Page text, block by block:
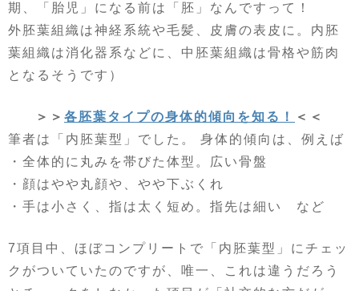
期、「胎児」になる前は「胚」なんですって！
外胚葉組織は神経系統や毛髪、皮膚の表皮に。内胚
葉組織は消化器系などに、中胚葉組織は骨格や筋肉
となるそうです）
＞＞ 各胚葉タイプの身体的傾向を知る！
＜＜
筆者は「内胚葉型」でした。 身体的傾向は、例えば
・全体的に丸みを帯びた体型。広い骨盤
・顔はやや丸顔や、やや下ぶくれ
・手は小さく、指は太く短め。指先は細い など
7項目中、ほぼコンプリートで「内胚葉型」にチェッ
クがついていたのですが、唯一、これは違うだろう